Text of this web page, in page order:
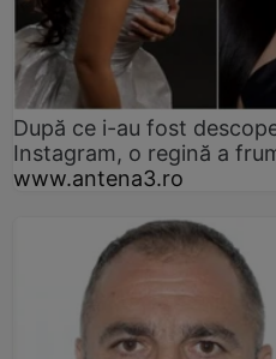
După ce i-au fost
Instagram, o regină a
www.antena3.ro